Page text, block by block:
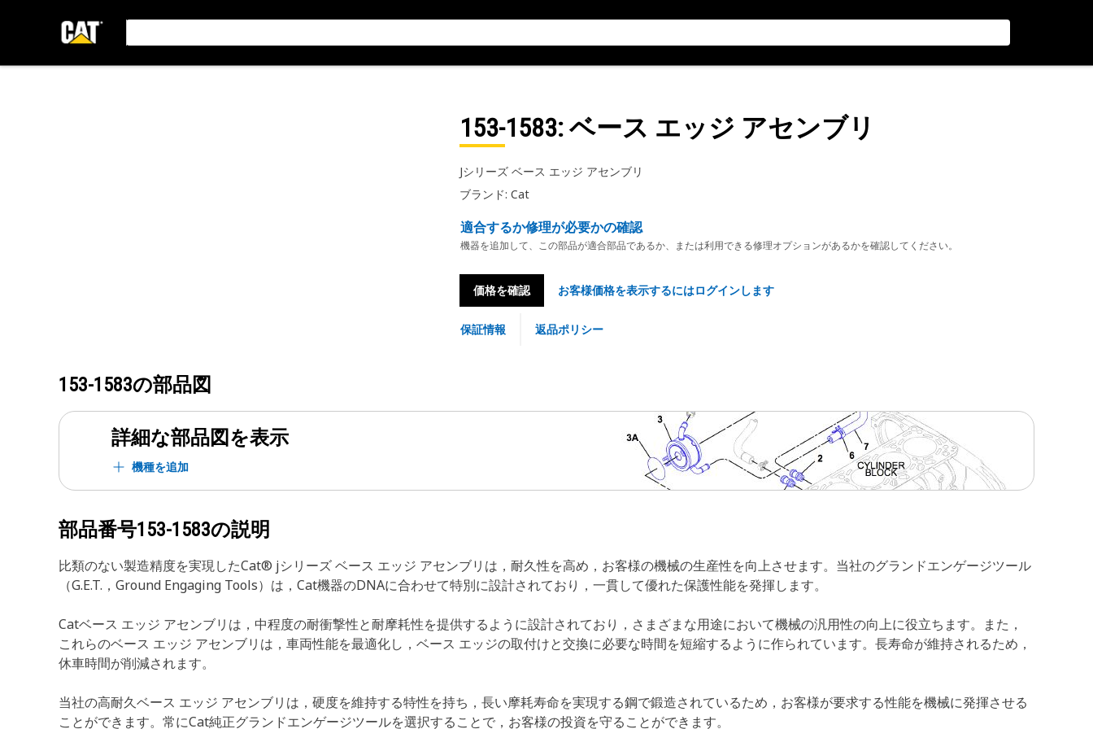
153-1583: ベース エッジ アセンブリ
Jシリーズ ベース エッジ アセンブリ
ブランド: Cat
適合するか修理が必要かの確認
機器を追加して、この部品が適合部品であるか、または利用できる修理オプションがあるかを確認してください。
価格を確認 お客様価格を表示するにはログインします
保証情報 返品ポリシー
153-1583の部品図
詳細な部品図を表示
機種を追加
部品番号153-1583の説明
比類のない製造精度を実現したCat® jシリーズ ベース エッジ アセンブリは，耐久性を高め，お客様の機械の生産性を向上させます。当社のグランドエンゲージツール
（G.E.T.，Ground Engaging Tools）は，Cat機器のDNAに合わせて特別に設計されており，一貫して優れた保護性能を発揮します。
Catベース エッジ アセンブリは，中程度の耐衝撃性と耐摩耗性を提供するように設計されており，さまざまな用途において機械の汎用性の向上に役立ちます。また，
これらのベース エッジ アセンブリは，車両性能を最適化し，ベース エッジの取付けと交換に必要な時間を短縮するように作られています。長寿命が維持されるため，
休車時間が削減されます。
当社の高耐久ベース エッジ アセンブリは，硬度を維持する特性を持ち，長い摩耗寿命を実現する鋼で鍛造されているため，お客様が要求する性能を機械に発揮させる
ことができます。常にCat純正グランドエンゲージツールを選択することで，お客様の投資を守ることができます。